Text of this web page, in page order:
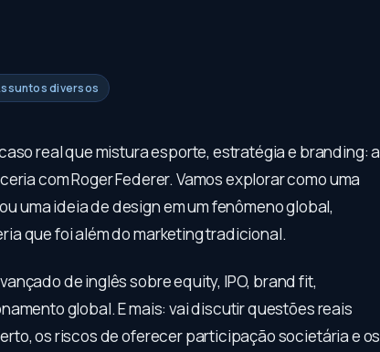
diversos
real que mistura esporte, estratégia e branding: a
com Roger Federer. Vamos explorar como uma
uma ideia de design em um fenômeno global,
que foi além do marketing tradicional.
de inglês sobre equity, IPO, brand fit,
global. E mais: vai discutir questões reais
os riscos de oferecer participação societária e os